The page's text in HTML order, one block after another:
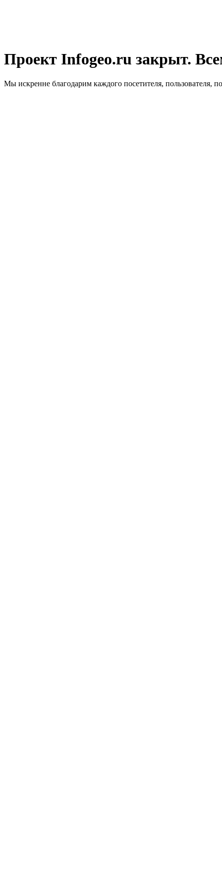
Проект Infogeo.ru закрыт.
Мы искренне благодарим каждого посетителя, пользователя,